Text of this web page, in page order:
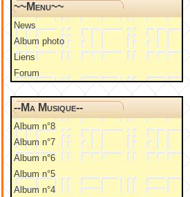
~~Menu~~
News
Album photo
Liens
Forum
--Ma Musique--
Album n°8
Album n°7
Album n°6
Album n°5
Album n°4